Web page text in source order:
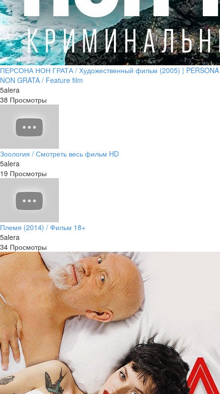
ПЕРСОНА НОН ГРАТА / Художественный фильм (2005) | PERSONA
NON GRATA / Feature film
5alera
38 Просмотры
Зоология / Смотреть весь фильм HD
5alera
19 Просмотры
Племя (2014) / Фильм 18+
5alera
34 Просмотры